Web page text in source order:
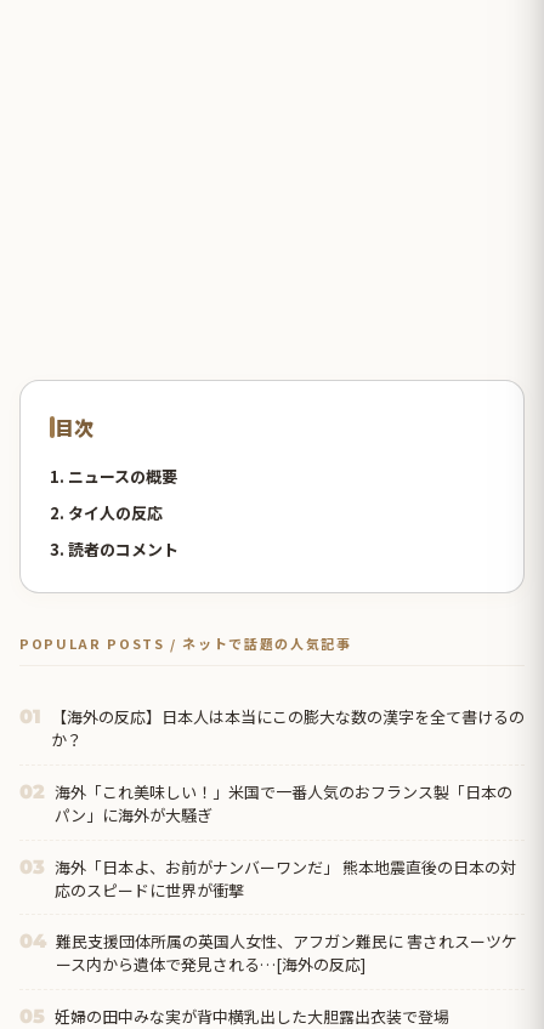
目次
1. ニュースの概要
2. タイ人の反応
3. 読者のコメント
POPULAR POSTS / ネットで話題の人気記事
01
【海外の反応】日本人は本当にこの膨大な数の漢字を全て書けるの
か？
02 海外「これ美味しい！」米国で一番人気のおフランス製「日本の
パン」に海外が大騒ぎ
03 海外「日本よ、お前がナンバーワンだ」 熊本地震直後の日本の対
応のスピードに世界が衝撃
04 難民支援団体所属の英国人女性、アフガン難民に 害されスーツケ
ース内から遺体で発見される…[海外の反応]
05 妊婦の田中みな実が背中横乳出した大胆露出衣装で登場